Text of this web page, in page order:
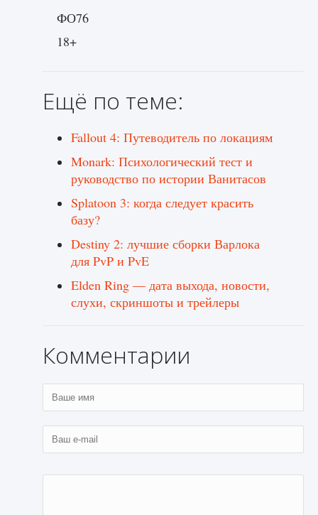
ФО76
18+
Ещё по теме:
Fallout 4: Путеводитель по локациям
Monark: Психологический тест и
руководство по истории Ванитасов
Splatoon 3: когда следует красить
базу?
Destiny 2: лучшие сборки Варлока
для PvP и PvE
Elden Ring — дата выхода, новости,
слухи, скриншоты и трейлеры
Комментарии